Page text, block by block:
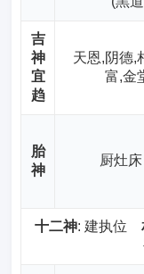
吉
神
宜
趋
天恩,阴德,
富,金
胎
神
厨灶
十二神: 建执位